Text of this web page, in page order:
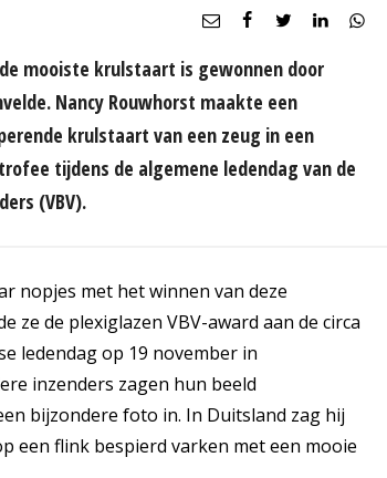
mooiste krulstaart is gewonnen door
Nancy Rouwhorst maakte een
krulstaart van een zeug in een
tijdens de algemene ledendag van de
(VBV).
nopjes met het winnen van deze
ze de plexiglazen VBV-award aan de circa
ledendag op 19 november in
inzenders zagen hun beeld
bijzondere foto in. In Duitsland zag hij
een flink bespierd varken met een mooie